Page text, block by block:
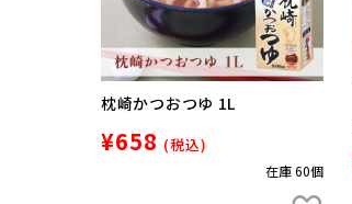
枕崎かつおつゆ 1L
¥658 (税込)
在庫 60個